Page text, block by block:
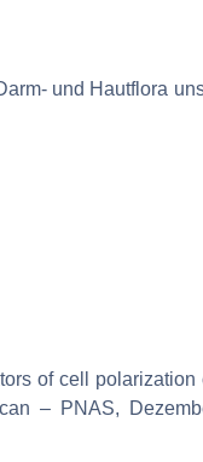
und Hautflora
of cell
– PNAS,